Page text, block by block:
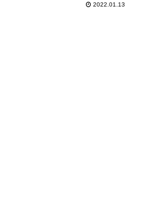
ーズ/データ消失につなが
2022.01.13